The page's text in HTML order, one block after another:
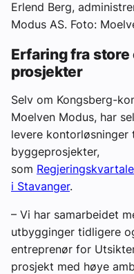
Erlend Berg,
Modus AS. Foto:
Erfaring fra store
prosjekter
Selv om Kongsberg-
Moelven Modus, har
levere
byggeprosjekter,
som
i Stavanger.
– Vi har samarbeidet
utbygginger tidligere
entreprenør for
prosjekt med høye